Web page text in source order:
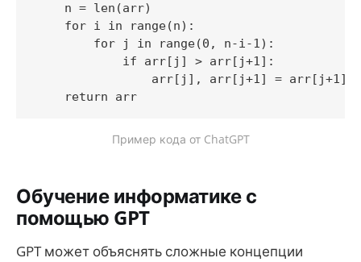
    n = len(arr)
    for i in range(n):
        for j in range(0, n-i-1):
            if arr[j] > arr[j+1]:
arr[j], arr[j+1] = arr[j+1],
Пример кода от ChatGPT
Обучение информатике с
помощью GPT
GPT может объяснять сложные концепции